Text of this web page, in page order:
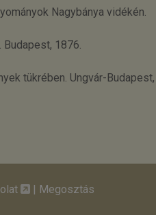
Nagybánya vidékén.
1876.
tükrében. Ungvár-Budapest,
| Megosztás